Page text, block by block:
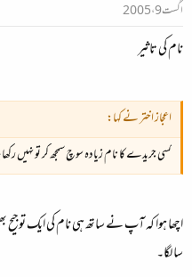
اگست 9، 2005
نام کی تاثیر
اعجاز اختر نے کہا:
کسی جریدے کا نام زیادہ سوچ سمجھ کر تو نہیں
اچھا ہوا کہ آپ نے ساتھ ہی نام کی ایک توجیح
سا لگا۔